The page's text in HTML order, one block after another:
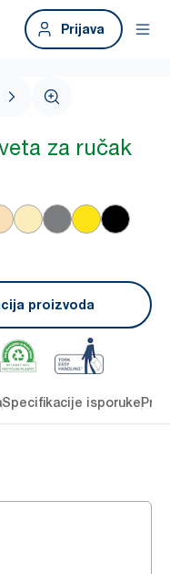
Prijava
za ručak
proizvoda
Specifikacije isporuke